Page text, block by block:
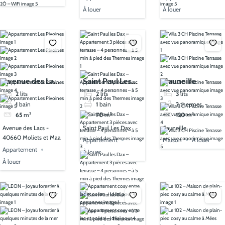
À louer
À louer
Avenue des Lacs
- 40660 Moliets
et Maa
2 lits
1 bain
65 m²
Avenue des Lacs -
40660 Moliets et Maa
Appartement
À louer
Saint Paul Les
Dax2 lits
1 bain
70 m²
Saint Paul Les Dax
Appartement
À louer
Cauneille
3 lits
2 thermes
120 m²
Cauneille
Maison
À louer